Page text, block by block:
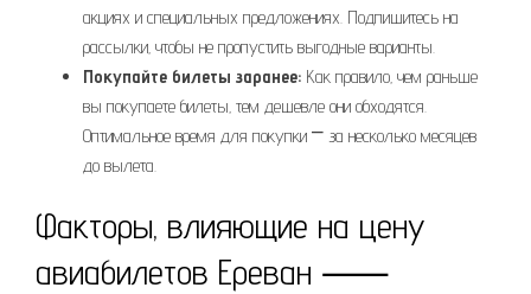
акциях и специальных предложениях. Подпишитесь на
рассылки‚ чтобы не пропустить выгодные варианты.
Покупайте билеты заранее: Как правило‚ чем раньше
вы покупаете билеты‚ тем дешевле они обходятся.
Оптимальное время для покупки ⎻ за несколько месяцев
до вылета.
Факторы‚ влияющие на цену
авиабилетов Ереван ⸺